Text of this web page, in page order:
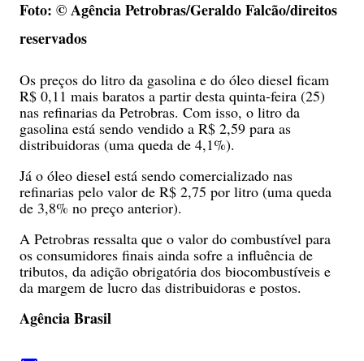
Foto: © Agência Petrobras/Geraldo Falcão/direitos
reservados
Os preços do litro da gasolina e do óleo diesel ficam
R$ 0,11 mais baratos a partir desta quinta-feira (25)
nas refinarias da Petrobras. Com isso, o litro da
gasolina está sendo vendido a R$ 2,59 para as
distribuidoras (uma queda de 4,1%).
Já o óleo diesel está sendo comercializado nas
refinarias pelo valor de R$ 2,75 por litro (uma queda
de 3,8% no preço anterior).
A Petrobras ressalta que o valor do combustível para
os consumidores finais ainda sofre a influência de
tributos, da adição obrigatória dos biocombustíveis e
da margem de lucro das distribuidoras e postos.
Agência Brasil